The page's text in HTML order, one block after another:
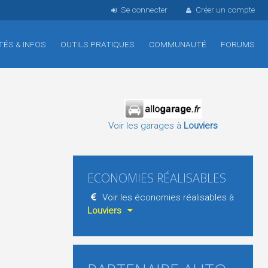
Se connecter Créer un compte
& INFOS OUTILS PRATIQUES COMMUNAUTÉ FORUMS
Voir les garages à Louviers
ECONOMIES RÉALISABLES
Voir les économies réalisables à
Louviers